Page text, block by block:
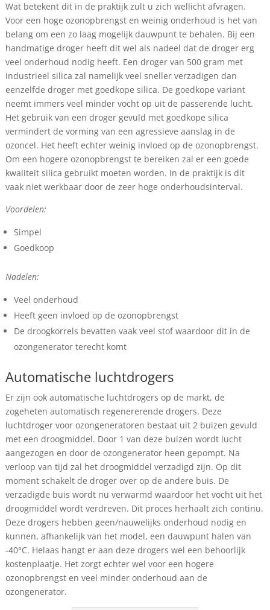
Wat betekent dit in de praktijk zult u zich wellicht afvragen.
Voor een hoge ozonopbrengst en weinig onderhoud is het van
belang om een zo laag mogelijk dauwpunt te behalen. Bij een
handmatige droger heeft dit wel als nadeel dat de droger erg
veel onderhoud nodig heeft. Een droger van 500 gram met
industrieel silica zal namelijk veel sneller verzadigen dan
eenzelfde droger met goedkope silica. De goedkope variant
neemt immers veel minder vocht op uit de passerende lucht.
Het gebruik van een droger gevuld met goedkope silica
vermindert de vorming van een agressieve aanslag in de
ozoncel. Het heeft echter weinig invloed op de ozonopbrengst.
Om een hogere ozonopbrengst te bereiken zal er een goede
kwaliteit silica gebruikt moeten worden. In de praktijk is dit
vaak niet werkbaar door de zeer hoge onderhoudsinterval.
Voordelen:
Simpel
Goedkoop
Nadelen:
Veel onderhoud
Heeft geen invloed op de ozonopbrengst
De droogkorrels bevatten vaak veel stof waardoor dit in de
ozongenerator terecht komt
Automatische luchtdrogers
Er zijn ook automatische luchtdrogers op de markt, de
zogeheten automatisch regenererende drogers. Deze
luchtdroger voor ozongeneratoren bestaat uit 2 buizen gevuld
met een droogmiddel. Door 1 van deze buizen wordt lucht
aangezogen en door de ozongenerator heen gepompt. Na
verloop van tijd zal het droogmiddel verzadigd zijn. Op dit
moment schakelt de droger over op de andere buis. De
verzadigde buis wordt nu verwarmd waardoor het vocht uit het
droogmiddel wordt verdreven. Dit proces herhaalt zich continu.
Deze drogers hebben geen/nauwelijks onderhoud nodig en
kunnen, afhankelijk van het model, een dauwpunt halen van
-40°C. Helaas hangt er aan deze drogers wel een behoorlijk
kostenplaatje. Het zorgt echter wel voor een hogere
ozonopbrengst en veel minder onderhoud aan de
ozongenerator.